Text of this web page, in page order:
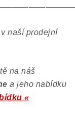
naší prodejní
na náš
a jeho nabídku
«